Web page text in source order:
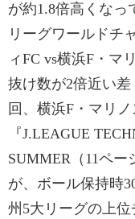
が約1.8倍高くな
リーグワールドチ
ィFC vs横浜F・マ
抜け数が2倍近い
回、横浜F・マリ
『J.LEAGUE
SUMMER（11ペ
が、ボール保持時
州5大リーグの上